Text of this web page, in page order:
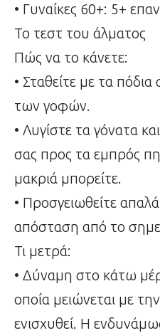
• Γυναίκες 60+: 5+
Το τεστ του άλματος
Πώς να το κάνετε:
• Σταθείτε με τα
των γοφών.
• Λυγίστε τα γόνατα
σας προς τα εμπρός
μακριά μπορείτε.
• Προσγειωθείτε
απόσταση από το
Τι μετρά:
• Δύναμη στο κάτω
οποία μειώνεται με
ενισχυθεί. Η